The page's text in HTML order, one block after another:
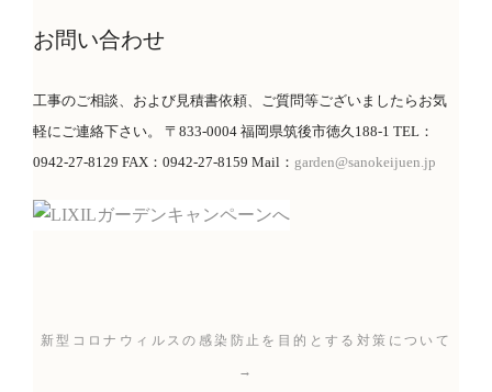
お問い合わせ
工事のご相談、および見積書依頼、ご質問等ございましたらお気
軽にご連絡下さい。 〒833-0004 福岡県筑後市徳久188-1 TEL：
0942-27-8129 FAX：0942-27-8159 Mail： garden@sanokeijuen.jp
新型コロナウィルスの感染防止を目的とする対策について
→